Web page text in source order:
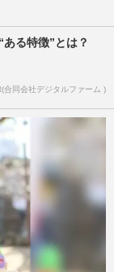
る特徴”とは？
合同会社デジタルファーム )